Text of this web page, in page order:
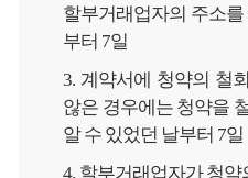
할부거래업자의 주소
부터 7일
3. 계약서에 청약의 철
않은 경우에는 청약을
알 수 있었던 날부터 7일
4. 할부거래업자가 청